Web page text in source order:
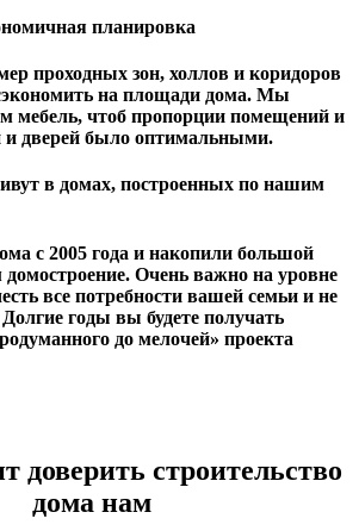
планировка
проходных зон, холлов и коридоров
на площади дома. Мы
мебель, чтоб пропорции помещений и
и дверей было оптимальными.
в домах, построенных по нашим
с 2005 года и накопили большой
Очень важно на уровне
все потребности вашей семьи и не
годы вы будете получать
до мелочей» проекта
доверить строительство
дома нам